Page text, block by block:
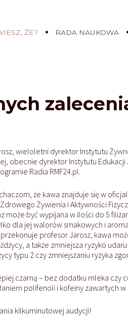
ŻE? RADA NAUKOWA
wieloletni dyrektor Instytutu
obecnie dyrektor Instytutu
Radia RMF24.pl.
że kawa znajduje się w
Żywienia i Aktywności
może być wypijana w ilości do 5
dla jej walorów smakowych i
profesor Jarosz, kawa
a także zmniejsza ryzyko
typu 2 czy zmniejszaniu ryzyka
czarną – bez dodatku mleka czy
polifenoli i kofeiny zawartych
kilkuminutowej audycji!